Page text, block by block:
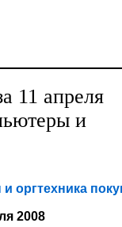
11 апреля
и
оргтехника
2008